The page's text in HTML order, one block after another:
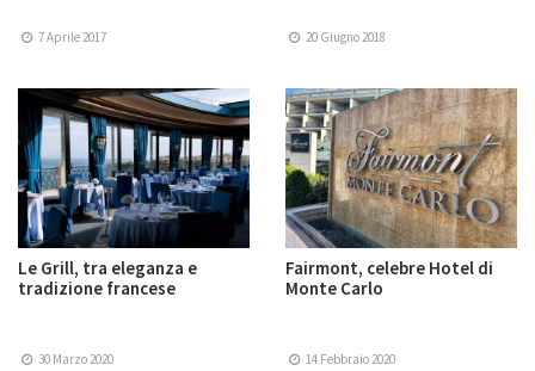
7 Aprile 2017 20 Giugno 2018
Le Grill, tra eleganza e
tradizione francese
30 Marzo 2020
Fairmont, celebre Hotel di
Monte Carlo
14 Febbraio 2020